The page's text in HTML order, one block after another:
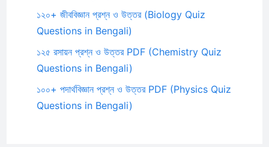
১২০+ জীববিজ্ঞান প্রশ্ন ও উত্তর (Biology Quiz
Questions in Bengali)
১২৫ রসায়ন প্রশ্ন ও উত্তর PDF (Chemistry Quiz
Questions in Bengali)
১০০+ পদার্থবিজ্ঞান প্রশ্ন ও উত্তর PDF (Physics Quiz
Questions in Bengali)